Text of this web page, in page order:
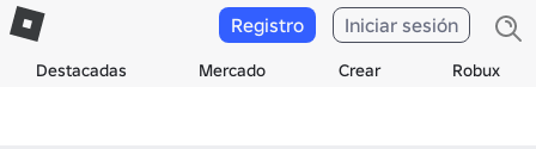
Destacadas Mercado Crear Robux
Registro Iniciar sesión